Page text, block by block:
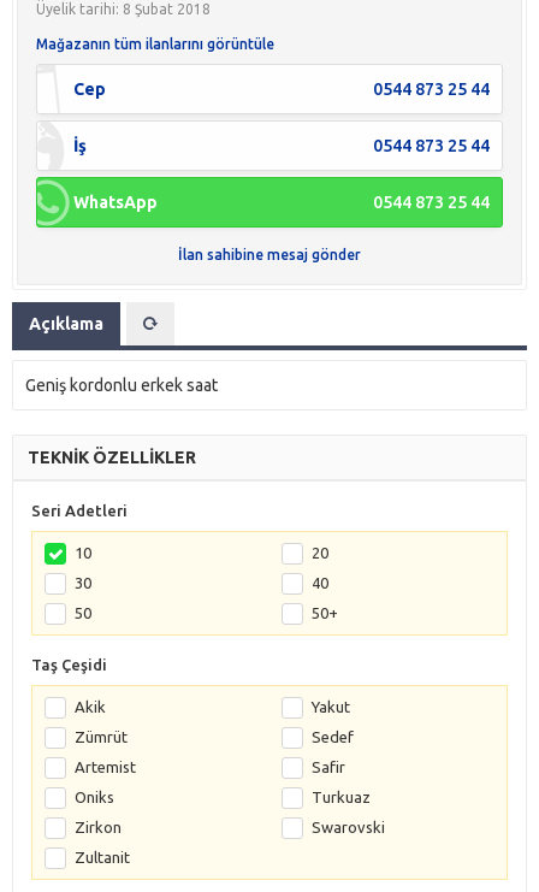
Üyelik tarihi: 8 Şubat 2018
Mağazanın tüm ilanlarını görüntüle
Cep 0544 873 25 44
İş 0544 873 25 44
WhatsApp 0544 873 25 44
İlan sahibine mesaj gönder
Açıklama
Geniş kordonlu erkek saat
TEKNİK ÖZELLİKLER
Seri Adetleri
10
20
30
40
50
50+
Taş Çeşidi
Akik
Yakut
Zümrüt
Sedef
Artemist
Safir
Oniks
Turkuaz
Zirkon
Swarovski
Zultanit